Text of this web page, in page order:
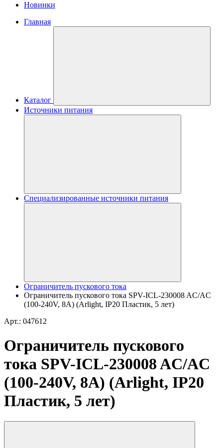
Новинки
Главная
Каталог
Источники питания
Специализированные источники питания
Ограничитель пускового тока
Ограничитель пускового тока SPV-ICL-230008 AC/AC
(100-240V, 8A) (Arlight, IP20 Пластик, 5 лет)
Арт.: 047612
Ограничитель пускового
тока SPV-ICL-230008 AC/AC
(100-240V, 8A) (Arlight, IP20
Пластик, 5 лет)